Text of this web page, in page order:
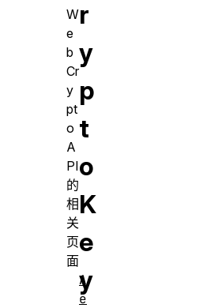
r
y
p
t
o
K
e
y
W
e
b
Cr
y
pt
o
A
PI
的
相
关
页
面
A
e